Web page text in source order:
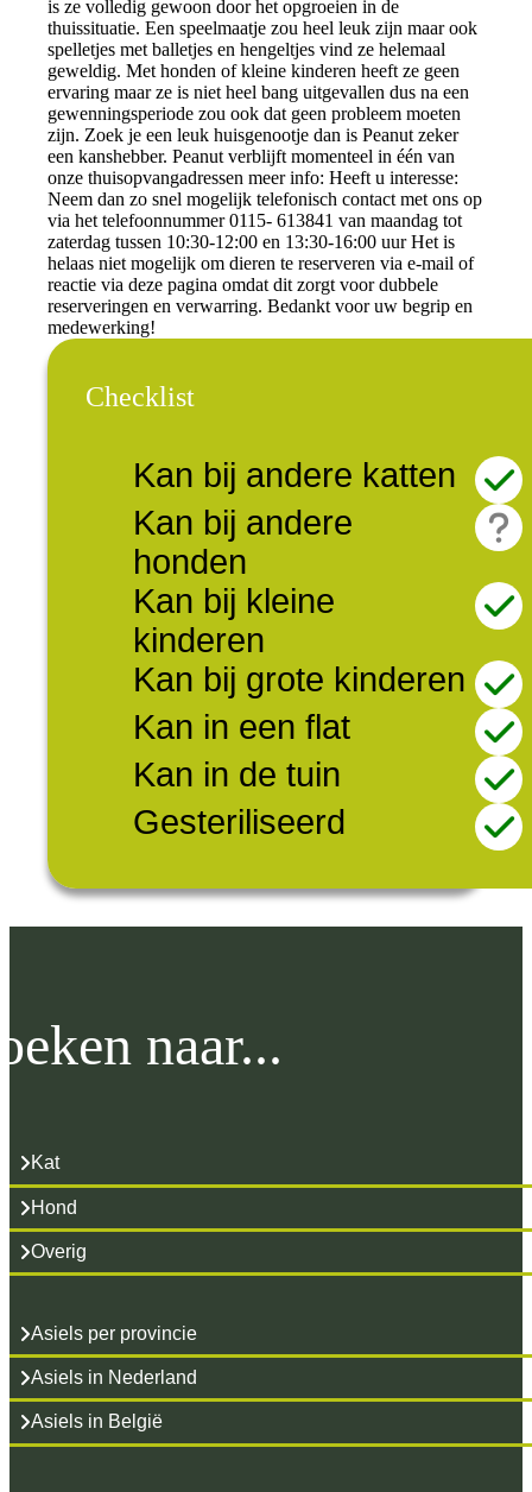
is ze volledig gewoon door het opgroeien in de
thuissituatie. Een speelmaatje zou heel leuk zijn maar ook
spelletjes met balletjes en hengeltjes vind ze helemaal
geweldig. Met honden of kleine kinderen heeft ze geen
ervaring maar ze is niet heel bang uitgevallen dus na een
gewenningsperiode zou ook dat geen probleem moeten
zijn. Zoek je een leuk huisgenootje dan is Peanut zeker
een kanshebber. Peanut verblijft momenteel in één van
onze thuisopvangadressen meer info: Heeft u interesse:
Neem dan zo snel mogelijk telefonisch contact met ons op
via het telefoonnummer 0115- 613841 van maandag tot
zaterdag tussen 10:30-12:00 en 13:30-16:00 uur Het is
helaas niet mogelijk om dieren te reserveren via e-mail of
reactie via deze pagina omdat dit zorgt voor dubbele
reserveringen en verwarring. Bedankt voor uw begrip en
medewerking!
Checklist
Kan bij andere katten
Kan bij andere
honden
Kan bij kleine
kinderen
Kan bij grote kinderen
Kan in een flat
Kan in de tuin
Gesteriliseerd
naar...
Kat
Hond
Overig
Asiels per provincie
Asiels in Nederland
Asiels in België